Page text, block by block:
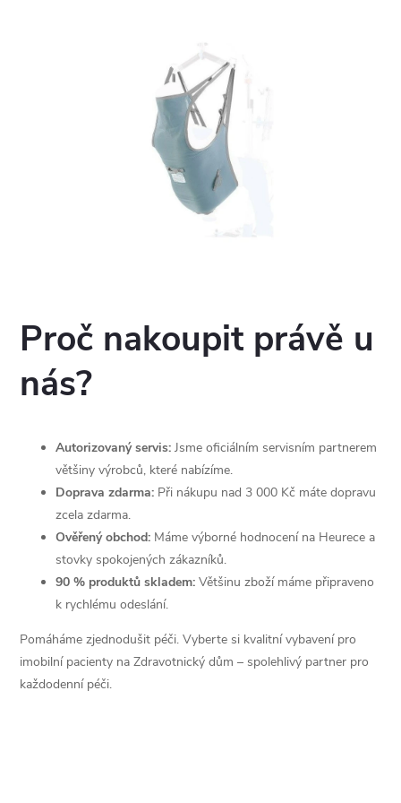
Proč nakoupit právě u
nás?
Autorizovaný servis: Jsme oficiálním servisním partnerem
většiny výrobců, které nabízíme.
Doprava zdarma: Při nákupu nad 3 000 Kč máte dopravu
zcela zdarma.
Ověřený obchod: Máme výborné hodnocení na Heurece a
stovky spokojených zákazníků.
90 % produktů skladem: Většinu zboží máme připraveno
k rychlému odeslání.
Pomáháme zjednodušit péči. Vyberte si kvalitní vybavení pro
imobilní pacienty na Zdravotnický dům – spolehlivý partner pro
každodenní péči.